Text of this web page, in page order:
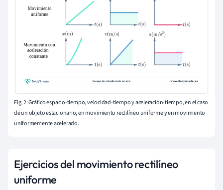
Fig. 2: Gráfico espacio-tiempo, velocidad-tiempo y aceleración-tiempo, en el caso
de un objeto estacionario, en movimiento rectilíneo uniforme y en movimiento
uniformemente acelerado.
Ejercicios del movimiento rectilíneo
uniforme